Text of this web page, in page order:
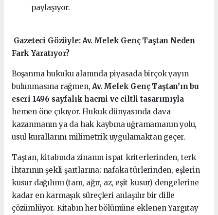
paylaşıyor.
️ Gazeteci Gözüyle: Av. Melek Genç Taştan Neden
Fark Yaratıyor?
Boşanma hukuku alanında piyasada birçok yayın
bulunmasına rağmen, Av. Melek Genç Taştan’ın bu
eseri 1496 sayfalık hacmi ve ciltli tasarımıyla
hemen öne çıkıyor. Hukuk dünyasında dava
kazanmanın ya da hak kaybına uğramamanın yolu,
usul kurallarını milimetrik uygulamaktan geçer.
Taştan, kitabında zinanın ispat kriterlerinden, terk
ihtarının şekli şartlarına; nafaka türlerinden, eşlerin
kusur dağılımı (tam, ağır, az, eşit kusur) dengelerine
kadar en karmaşık süreçleri anlaşılır bir dille
çözümlüyor. Kitabın her bölümüne eklenen Yargıtay